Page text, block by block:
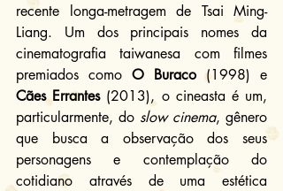
recente longa-metragem de Tsai Ming-
Liang. Um dos principais nomes da
cinematografia taiwanesa com filmes
premiados como O Buraco
Cães Errantes (2013), o cineasta é um,
particularmente, do slow cinema, gênero
que busca a observação dos seus
personagens e contemplação do
cotidiano através de uma estética